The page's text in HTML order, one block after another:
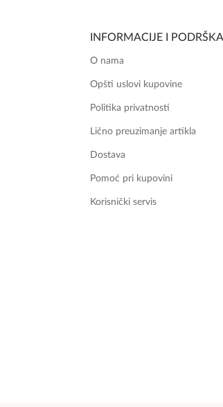
INFORMACIJE I PODRŠKA
O nama
Opšti uslovi kupovine
Politika privatnosti
Lično preuzimanje artikla
Dostava
Pomoć pri kupovini
Korisnički servis